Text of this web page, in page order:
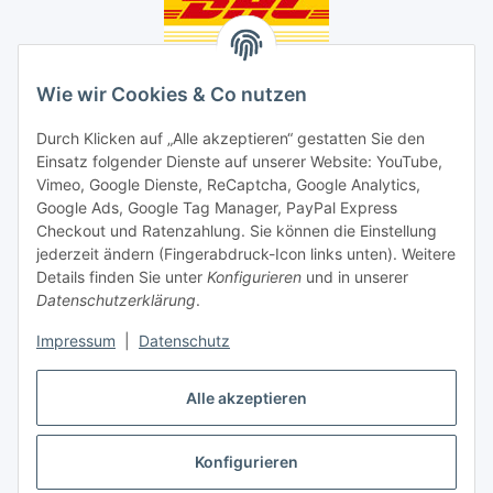
Alle akzeptieren
Konfigurieren
Wie wir Cookies & Co nutzen
Durch Klicken auf „Alle akzeptieren“ gestatten Sie den
Einsatz folgender Dienste auf unserer Website: YouTube,
Vimeo, Google Dienste, ReCaptcha, Google Analytics,
Google Ads, Google Tag Manager, PayPal Express
Checkout und Ratenzahlung. Sie können die Einstellung
jederzeit ändern (Fingerabdruck-Icon links unten). Weitere
Details finden Sie unter Konfigurieren und in unserer
Datenschutzerklärung.
Impressum Datenschutz
Social Media
Unsere Dienstleistungen
Lampenreparatur
Lichtservice für Senioren
Vertrag widerrufen
* Alle Preise inkl. gesetzlicher USt., ** siehe Lieferbedingungen, zzgl.
Versand